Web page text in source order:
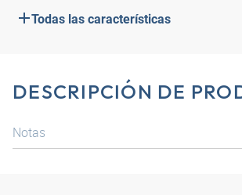
Todas las características
DESCRIPCIÓN DE
Notas